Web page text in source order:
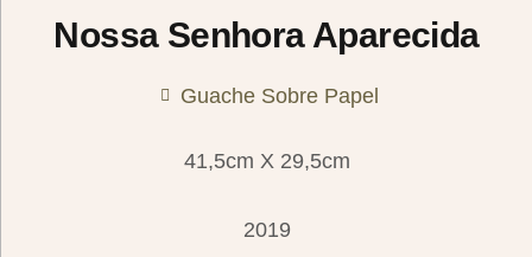
Nossa Senhora Aparecida
Guache Sobre Papel
41,5cm X 29,5cm
2019